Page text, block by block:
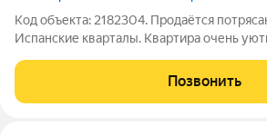
Код объекта: 2182304. Продаётся
Испанские кварталы. Квартира очень
живи". Остаётся всё
Позвонить